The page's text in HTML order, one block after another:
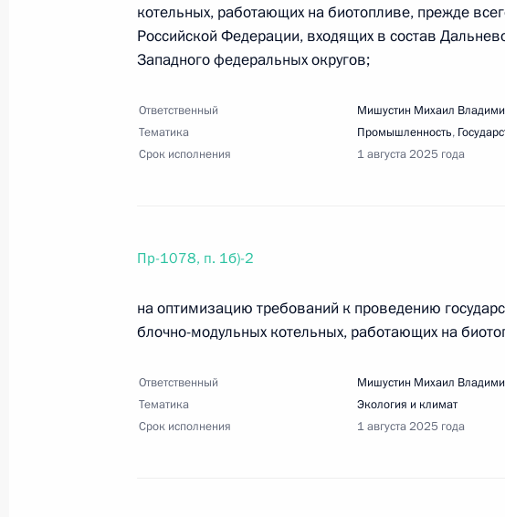
18 апреля 2025 года, пятница
Форума будущих технологий, встречи с учёными
23 поручения
промышленников и предпринимателей
Перечень поручений по итогам заседания
М.В.Ломоносова
котельных, работающих на биотопливе, прежде
Российской Федерации, входящих в состав
Западного федеральных округов;
Ответственный
Мишустин Михаил
Тематика
Промышленность,
Срок исполнения
1 августа 2025 года
Пр-1078, п. 1б)-2
на оптимизацию требований к проведению
блочно-модульных котельных, работающих на
Ответственный
Мишустин Михаил
Тематика
Экология и климат
Срок исполнения
1 августа 2025 года